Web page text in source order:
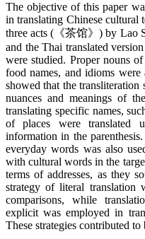
The objective of this paper
in translating Chinese cultural
three acts (《茶馆》) by Lao
and the Thai translated
were studied. Proper nouns
food names, and idioms were
showed that the transliteration
nuances and meanings of
translating specific names,
of places were translated
information in the
everyday words was also
with cultural words in the
terms of addresses, as they
strategy of literal translation
comparisons, while
explicit was employed in
These strategies contributed